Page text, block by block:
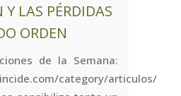
Y LAS PÉRDIDAS
ORDEN
de la Semana:
category/articulos/